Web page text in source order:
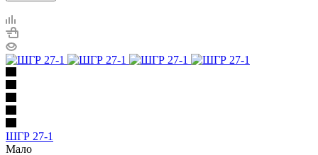
ШГР 27-1
Мало